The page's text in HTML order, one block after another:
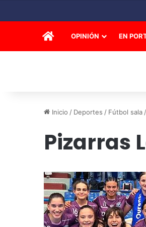
INICIOOPINIÓN EN
Inicio / Deportes / Fútbol sala /
Pizarras